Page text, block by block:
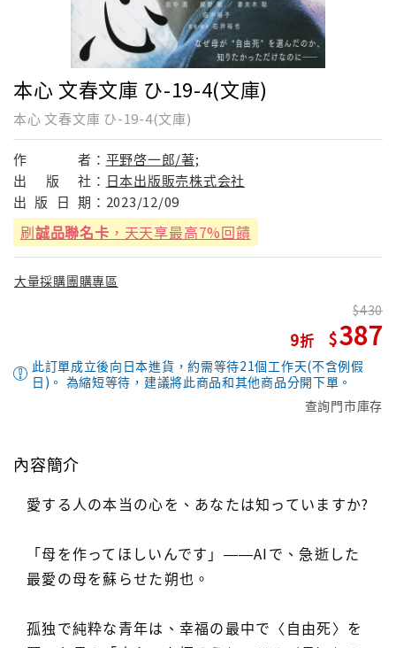
本心 文春文庫 ひ-19-4(文庫)
本心 文春文庫 ひ-19-4(文庫)
作 者： 平野啓一郎/著;
出
版 社： 日本出版販売株式会社
出 版 日 期： 2023/12/09
刷誠品聯名卡 ，天天享最高7%回饋
大量採購團購專區
9
430
387
此訂單成立後向日本進貨，約需等待21個工作天(不含例假
日)。 為縮短等待，建議將此商品和其他商品分開下單。
查詢門市庫存
內容簡介
愛する人の本当の心を、あなたは知っていますか?
「母を作ってほしいんです」――AIで、急逝した
最愛の母を蘇らせた朔也。
孤独で純粋な青年は、幸福の最中で〈自由死〉を